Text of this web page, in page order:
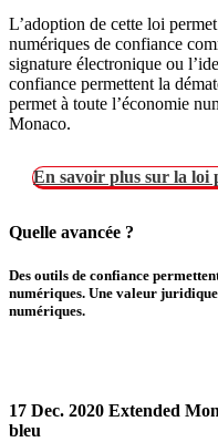
L’adoption de cette loi
numériques de confiance
signature électronique ou
confiance permettent la
permet à toute l’économie
Monaco.
En savoir plus sur la loi
Quelle avancée ?
Des outils de confiance
numériques. Une valeur
numériques.
17 Dec. 2020 Extended
bleu